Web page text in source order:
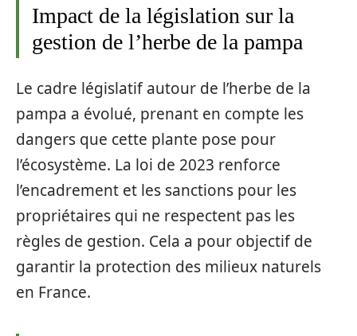
Impact de la législation sur la
gestion de l’herbe de la pampa
Le cadre législatif autour de l’herbe de la
pampa a évolué, prenant en compte les
dangers que cette plante pose pour
l’écosystème. La loi de 2023 renforce
l’encadrement et les sanctions pour les
propriétaires qui ne respectent pas les
règles de gestion. Cela a pour objectif de
garantir la protection des milieux naturels
en France.